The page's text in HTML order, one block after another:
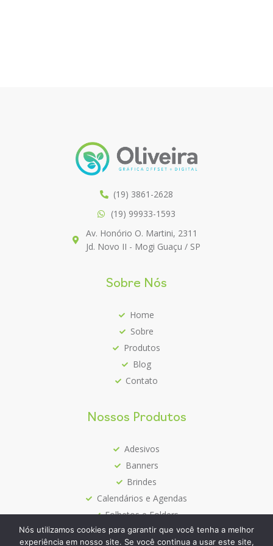
(19) 3861-2628
(19) 99933-1593
Av. Honório O. Martini, 2311
Jd. Novo II - Mogi Guaçu / SP
Sobre Nós
Home
Sobre
Produtos
Blog
Contato
Nossos Produtos
Adesivos
Banners
Brindes
Calendários e Agendas
Folhetos e Folders
Mais Vendidos
Nós utilizamos cookies para garantir que você tenha a melhor
experiência em nosso site. Se você continua a usar este site,